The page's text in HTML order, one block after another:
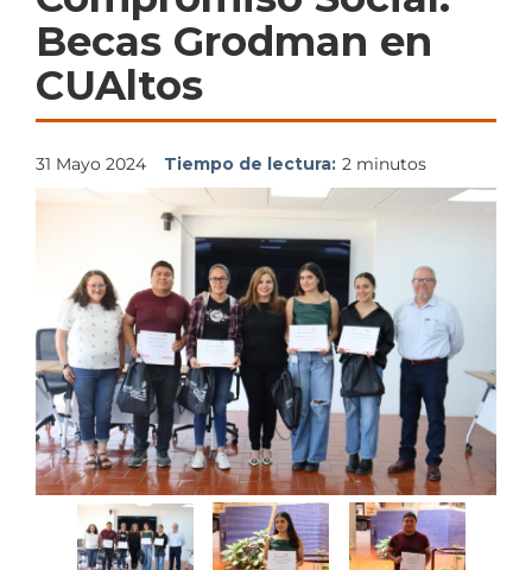
Becas Grodman en
CUAltos
31 Mayo 2024 Tiempo de lectura: 2 minutos